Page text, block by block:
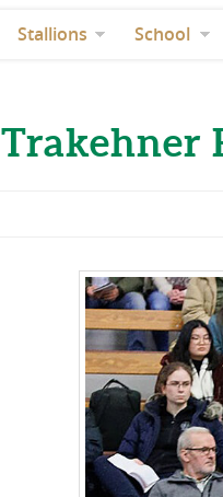
Stallions School
Trakehner